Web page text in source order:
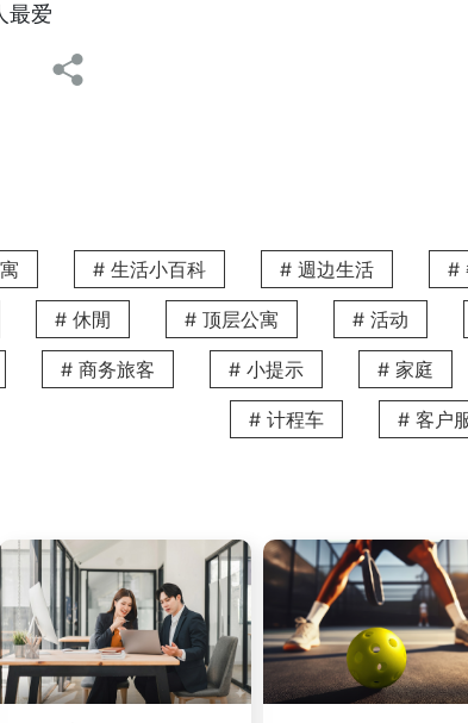
最爱
，让每一次造访都成为感官与品味的双重享受。
步行约4分钟；从 V Causeway Bay 2 步行约8分
中地
地，主打多元且更新迅速的日韩时装与饰品，深受
步行约4分钟；从 V Causeway Bay 2 步行约10分
） - 打卡购物地标
广场云集众多国际知名品牌，并经常举办大型展览与
步行约8分钟；从 V Causeway Bay 2 步行约11分
与娱乐的潮流地标
# 生活小百科 # 週边生活 #
# 休閒 # 顶层公寓 # 活动
# 商务旅客 # 小提示 # 家庭
# 计程车 # 客户